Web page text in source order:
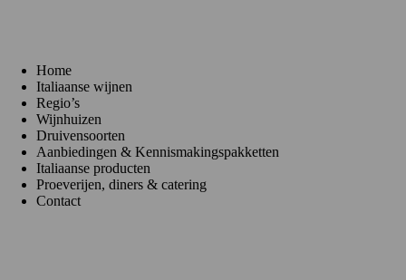
Home
Italiaanse wijnen
Regio’s
Wijnhuizen
Druivensoorten
Aanbiedingen & Kennismakingspakketten
Italiaanse producten
Proeverijen, diners & catering
Contact